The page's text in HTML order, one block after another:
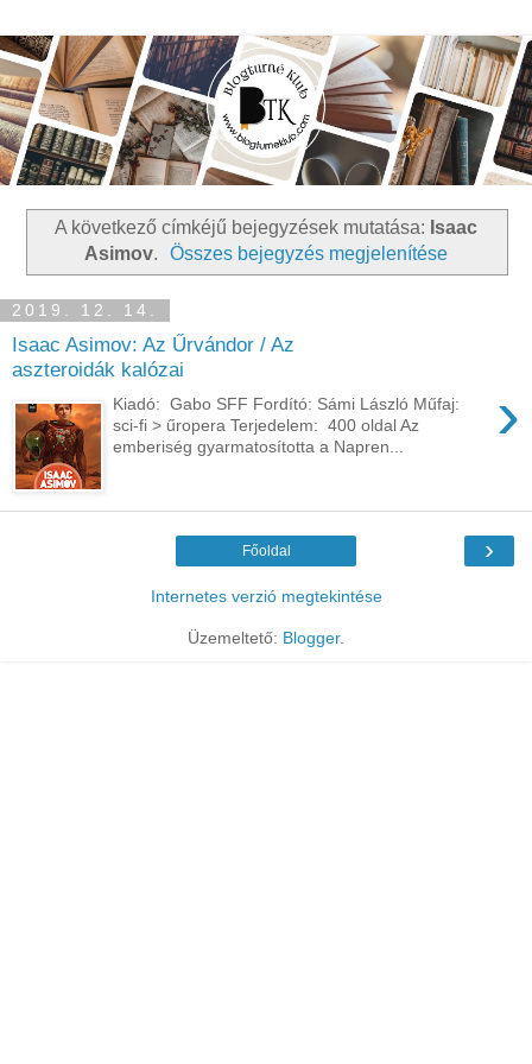
A következő címkéjű bejegyzések mutatása: Isaac
Asimov. Összes bejegyzés megjelenítése
2019. 12. 14.
Isaac Asimov: Az Űrvándor / Az
aszteroidák kalózai
›
Kiadó: Gabo SFF Fordító: Sámi László Műfaj:
sci-fi > űropera Terjedelem: 400 oldal Az
emberiség gyarmatosította a Napren...
›
Főoldal
Internetes verzió megtekintése
Üzemeltető: Blogger.